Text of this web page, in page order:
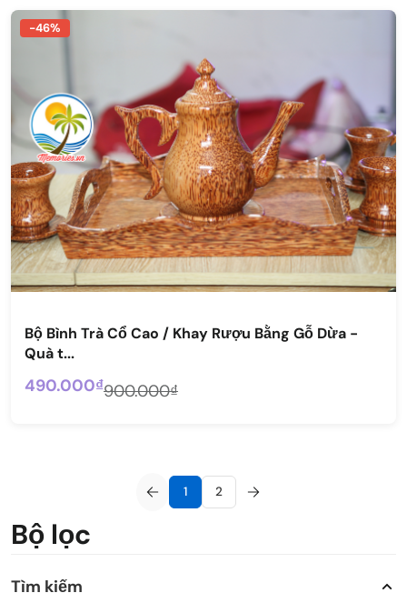
-46%
Bộ Bình Trà Cổ Cao / Khay Rượu Bằng Gỗ Dừa -
Quà t...
490.000₫900.000₫
1 2
Bộ lọc
Tìm kiếm